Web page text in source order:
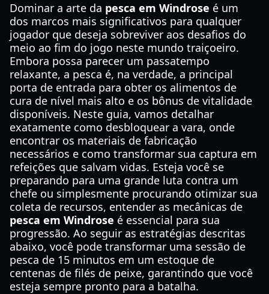
Dominar a arte da pesca em Windrose é um
dos marcos mais significativos para qualquer
jogador que deseja sobreviver aos desafios do
meio ao fim do jogo neste mundo traiçoeiro.
Embora possa parecer um passatempo
relaxante, a pesca é, na verdade, a principal
porta de entrada para obter os alimentos de
cura de nível mais alto e os bônus de vitalidade
disponíveis. Neste guia, vamos detalhar
exatamente como desbloquear a vara, onde
encontrar os materiais de fabricação
necessários e como transformar sua captura em
refeições que salvam vidas. Esteja você se
preparando para uma grande luta contra um
chefe ou simplesmente procurando otimizar sua
coleta de recursos, entender as mecânicas de
pesca em Windrose é essencial para sua
progressão. Ao seguir as estratégias descritas
abaixo, você pode transformar uma sessão de
pesca de 15 minutos em um estoque de
centenas de filés de peixe, garantindo que você
esteja sempre pronto para a batalha.